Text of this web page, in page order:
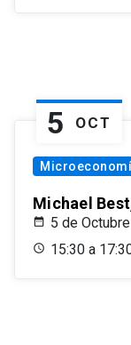
5 OCT
Michael
5 de
15:30 a